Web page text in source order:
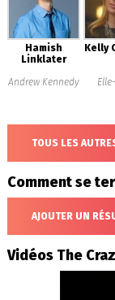
Hamish
Linklater
Andrew Kennedy
Kelly
TOUS LES
Comment se
AJOUTER UN
Vidéos The